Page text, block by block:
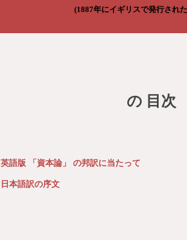
(1887年にイギリスで発行され
の 目次
英語版 「資本論」 の邦訳に当たって
日本語訳の序文